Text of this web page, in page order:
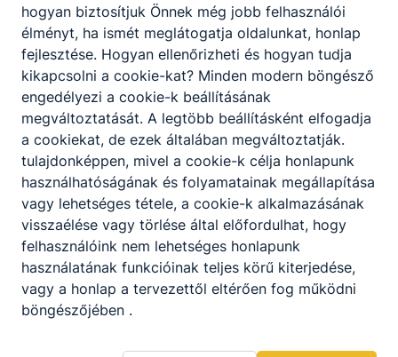
Vas-Villá'-sok az Ország Házában
Parlamenti különórán vett részt iskolánk 9.C
osztálya. A különóra keretében a diákok
egy parlamenti ülést "játszottak el"
felszólalásokkal, hozzászólásokkal,
törvényjavaslattal, szavazással.
2024. máj. 22.
TA
hogyan biztosítjuk Önnek még jobb felhasználói
élményt, ha ismét meglátogatja oldalunkat, honlap
fejlesztése. Hogyan ellenőrizheti és hogyan tudja
kikapcsolni a cookie-kat? Minden modern böngésző
engedélyezi a cookie-k beállításának
megváltoztatását. A legtöbb beállításként elfogadja
a cookiekat, de ezek általában megváltoztatják.
tulajdonképpen, mivel a cookie-k célja honlapunk
használhatóságának és folyamatainak megállapítása
vagy lehetséges tétele, a cookie-k alkalmazásának
visszaélése vagy törlése által előfordulhat, hogy
felhasználóink ​​nem lehetséges honlapunk
használatának funkcióinak teljes körű kiterjedése,
vagy a honlap a tervezettől eltérően fog működni
böngészőjében .